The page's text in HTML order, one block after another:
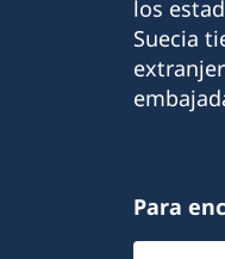
los
Suecia
Para